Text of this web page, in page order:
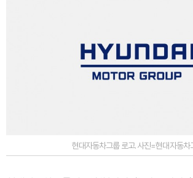
현대자동차그룹 로고. 사진=현대자동차